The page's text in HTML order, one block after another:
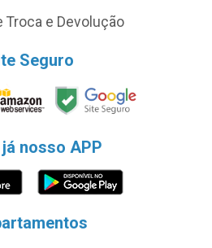
Troca e Devolução
Seguro
nosso APP